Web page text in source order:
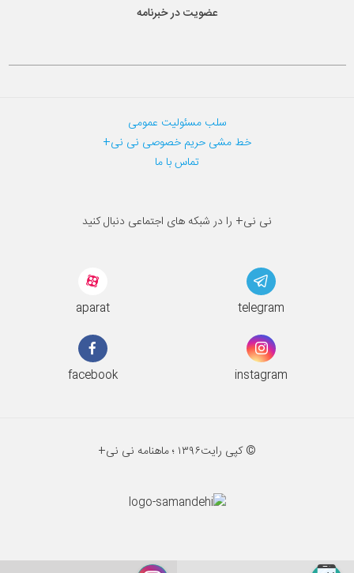
عضویت در خبرنامه
سلب مسئولیت عمومی
خط مشی حریم خصوصی نی نی+
تماس با ما
نی نی+ را در شبکه های اجتماعی دنبال کنید
aparat telegram
facebook instagram
© کپی رایت۱۳۹۶ ؛ ماهنامه نی نی+